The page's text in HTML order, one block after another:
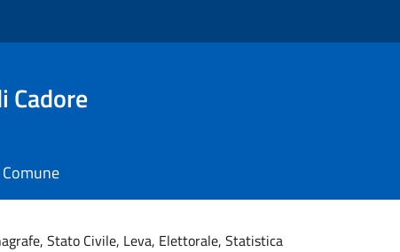
Cadore
Stato Civile, Leva, Elettorale, Statistica